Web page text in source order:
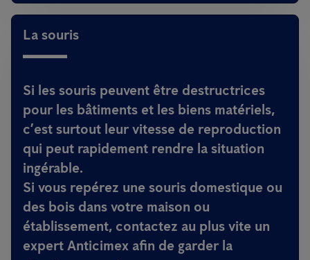
La souris
Si les souris peuvent être destructrices
pour les bâtiments et les biens matériels,
c’est surtout leur vitesse de reproduction
qui peut rapidement rendre la situation
ingérable.
Si vous repérez une souris domestique ou
des bois dans votre maison ou
établissement, contactez au plus vite un
expert Anticimex afin de garder la